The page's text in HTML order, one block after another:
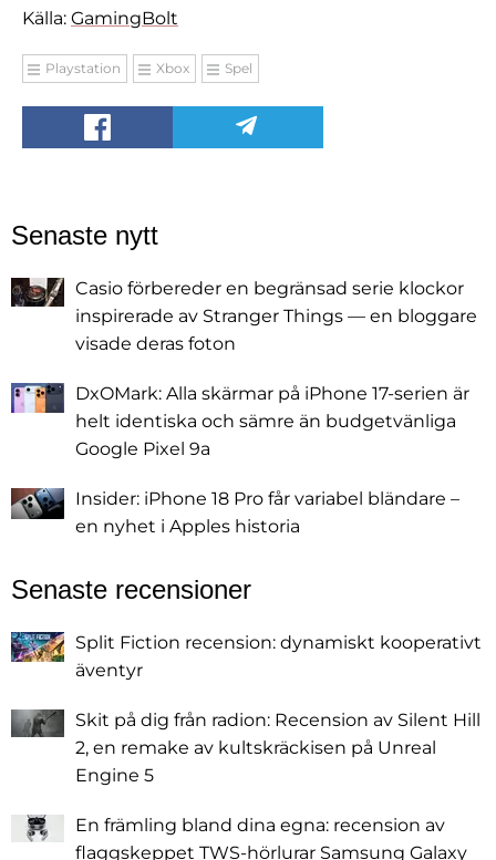
Källa: GamingBolt
Playstation Xbox Spel
Senaste nytt
Casio förbereder en begränsad serie klockor
inspirerade av Stranger Things — en bloggare
visade deras foton
DxOMark: Alla skärmar på iPhone 17-serien är
helt identiska och sämre än budgetvänliga
Google Pixel 9a
Insider: iPhone 18 Pro får variabel bländare –
en nyhet i Apples historia
Senaste recensioner
Split Fiction recension: dynamiskt kooperativt
äventyr
Skit på dig från radion: Recension av Silent Hill
2, en remake av kultskräckisen på Unreal
Engine 5
En främling bland dina egna: recension av
flaggskeppet TWS-hörlurar Samsung Galaxy